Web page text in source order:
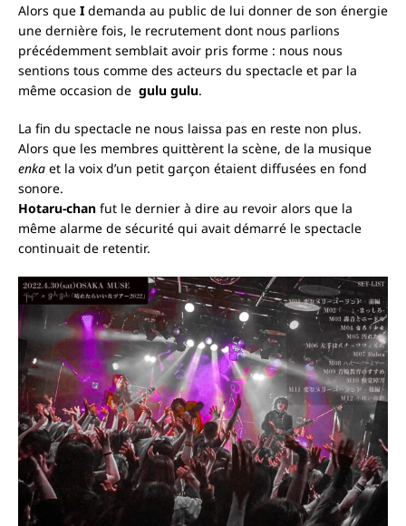
Alors que I demanda au public de lui donner de son énergie
une dernière fois, le recrutement dont nous parlions
précédemment semblait avoir pris forme : nous nous
sentions tous comme des acteurs du spectacle et par la
même occasion de gulu gulu.
La fin du spectacle ne nous laissa pas en reste non plus.
Alors que les membres quittèrent la scène, de la musique
enka et la voix d’un petit garçon étaient diffusées en fond
sonore.
Hotaru-chan fut le dernier à dire au revoir alors que la
même alarme de sécurité qui avait démarré le spectacle
continuait de retentir.